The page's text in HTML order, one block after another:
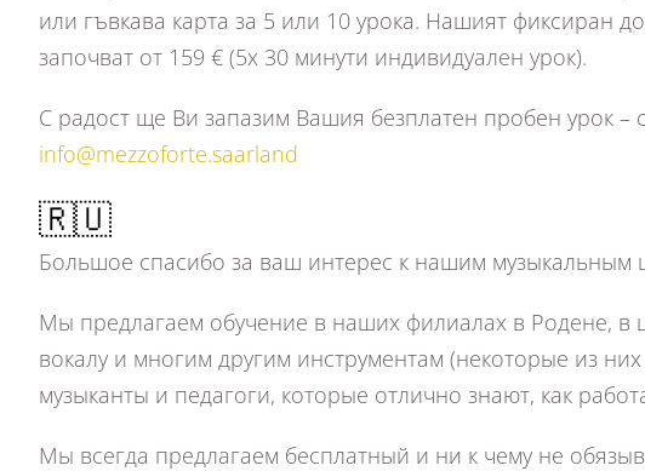
или гъвкава карта за 5 или 10 урока. Нашият фиксиран
започват от 159 € (5x 30 минути индивидуален урок).
С радост ще Ви запазим Вашия безплатен пробен урок
info@mezzoforte.saarland
🇷🇺
Большое спасибо за ваш интерес к нашим музыкальным
Мы предлагаем обучение в наших филиалах в Родене, в
вокалу и многим другим инструментам (некоторые из
музыканты и педагоги, которые отлично знают, как
Мы всегда предлагаем бесплатный и ни к чему не